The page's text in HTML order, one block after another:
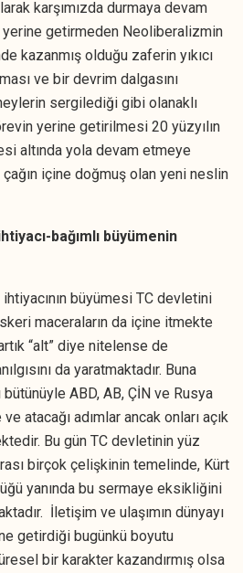
karşımızda durmaya devam
getirmeden Neoliberalizmin
kazanmış olduğu zaferin yıkıcı
ve bir devrim dalgasını
sergilediği gibi olanaklı
yerine getirilmesi 20 yüzyılın
altında yola devam etmeye
içine doğmuş olan yeni neslin
bağımlı büyümenin
büyümesi TC devletini
maceraların da içine itmekte
“alt” diye nitelense de
da yaratmaktadır. Buna
bütünüyle ABD, AB, ÇİN ve Rusya
atacağı adımlar ancak onları açık
Bu gün TC devletinin yüz
birçok çelişkinin temelinde, Kürt
yanında bu sermaye eksikliğini
İletişim ve ulaşımın dünyayı
getirdiği bugünkü boyutu
bir karakter kazandırmış olsa